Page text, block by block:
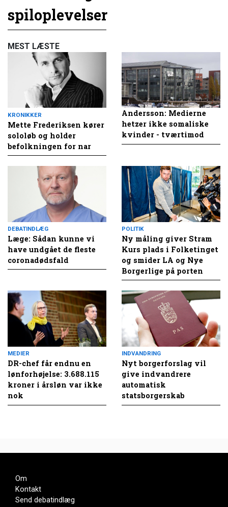
spiloplevelser
MEST LÆSTE
KRONIKKER
Mette Frederiksen kører
sololøb og holder
befolkningen for nar
Andersson: Medierne
hetzer ikke somaliske
kvinder - tværtimod
DEBATINDLÆG
Læge: Sådan kunne vi
have undgået de fleste
coronadødsfald
POLITIK
Ny måling giver Stram
Kurs plads i Folketinget
og smider LA og Nye
Borgerlige på porten
MEDIER
DR-chef får endnu en
lønforhøjelse: 3.688.115
kroner i årsløn var ikke
nok
INDVANDRING
Nyt borgerforslag vil
give indvandrere
automatisk
statsborgerskab
Om
Kontakt
Send debatindlæg